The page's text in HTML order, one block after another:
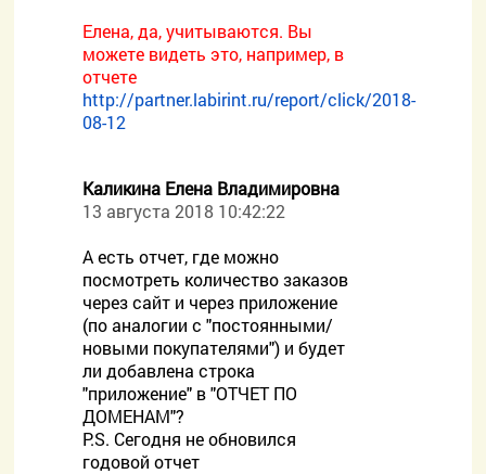
Елена, да, учитываются. Вы
можете видеть это, например, в
отчете
http://partner.labirint.ru/report/click/2018-
08-12
Каликина Елена Владимировна
13 августа 2018 10:42:22
А есть отчет, где можно
посмотреть количество заказов
через сайт и через приложение
(по аналогии с "постоянными/
новыми покупателями") и будет
ли добавлена строка
"приложение" в "ОТЧЕТ ПО
ДОМЕНАМ"?
P.S. Сегодня не обновился
годовой отчет